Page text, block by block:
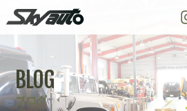
ホーム 在庫車情報
整備作業実例 パーツ販売
店舗紹介 工場紹介
BLOG
ブログ